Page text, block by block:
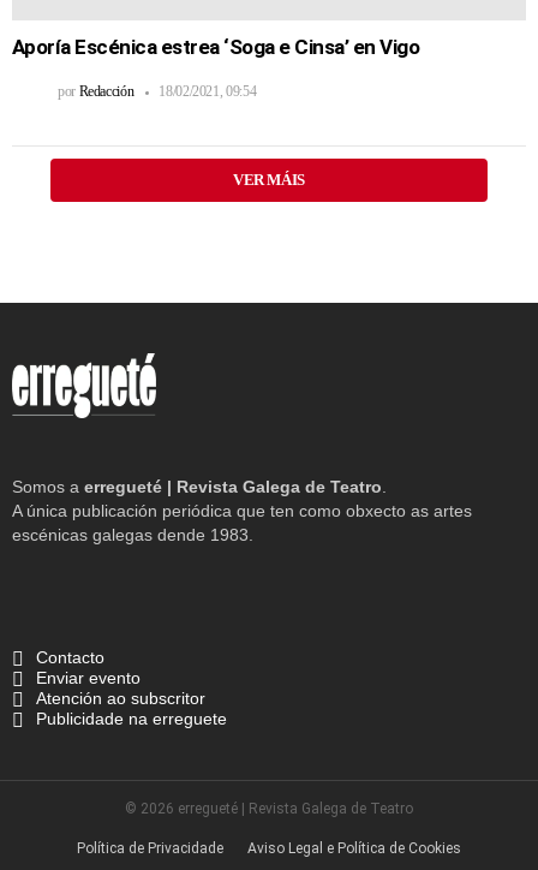
Aporía Escénica estrea ‘Soga e Cinsa’ en Vigo
por Redacción 18/02/2021, 09:54
VER MÁIS
Somos a erregueté | Revista Galega de Teatro
A única publicación periódica que ten como obxecto as artes
escénicas galegas dende 1983.
Contacto
Enviar evento
Atención ao subscritor
Publicidade na erreguete
© 2026 erregueté | Revista Galega de Teatro
Política de Privacidade Aviso Legal e Política de Cookies